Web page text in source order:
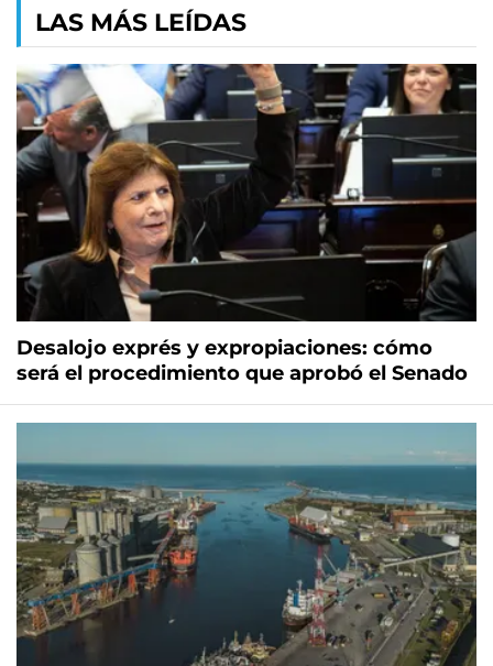
LAS MÁS LEÍDAS
Desalojo exprés y expropiaciones: cómo
será el procedimiento que aprobó el Senado